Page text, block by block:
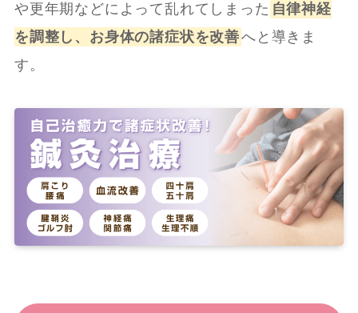
や更年期などによって乱れてしまった 自律神経
を調整し、お身体の諸症状を改善へと導きま
す。